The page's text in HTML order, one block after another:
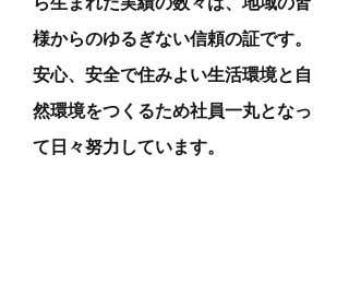
様からのゆるぎない信頼の証です。
安心、安全で住みよい生活環境と自
然環境をつくるため社員一丸となっ
て日々努力しています。